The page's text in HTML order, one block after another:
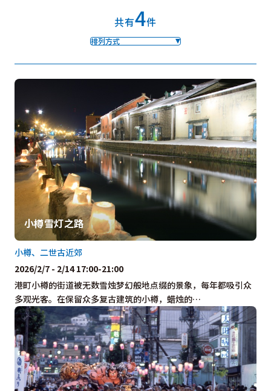
YouT
ube
视频
使用条款
语言
共有4件
排列方式
小樽雪灯之路
港町小樽的街道被无数雪烛梦幻般地点缀的景象，每年都吸引众
多观光客。在保留众多复古建筑的小樽，蜡烛的…
小樽、二世古近郊
2026/2/7 - 2/14 17:00-21:00